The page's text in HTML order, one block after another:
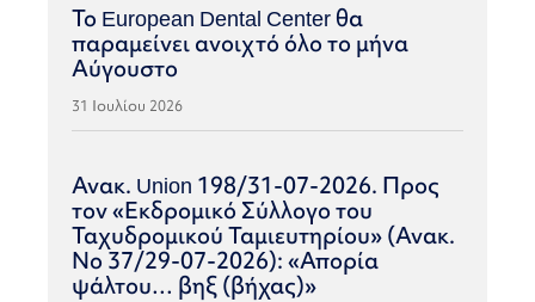
Το European Dental Center θα
παραμείνει ανοιχτό όλο το μήνα
Αύγουστο
31 Ιουλίου 2026
Ανακ. Union 198/31-07-2026. Προς
τον «Εκδρομικό Σύλλογο του
Ταχυδρομικού Ταμιευτηρίου» (Ανακ.
Νο 37/29-07-2026): «Απορία
ψάλτου… βηξ (βήχας)»